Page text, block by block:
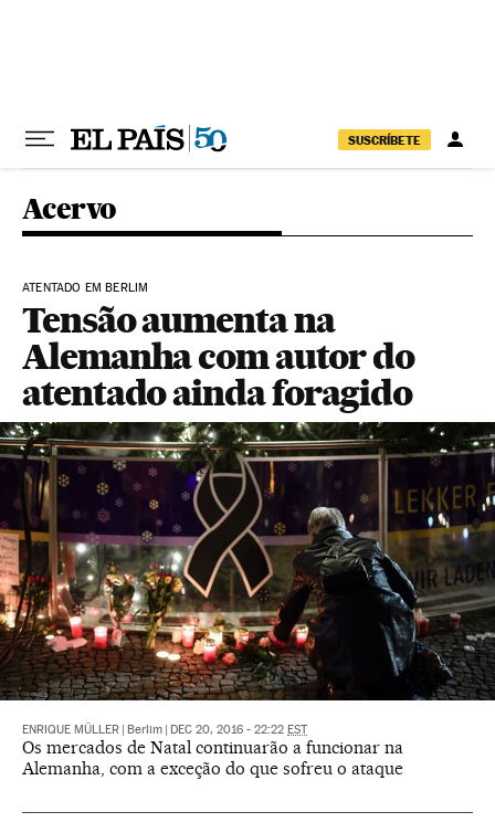
SUSCRÍBETE
Acervo
ATENTADO EM BERLIM
Tensão aumenta na
Alemanha com autor do
atentado ainda foragido
ENRIQUE MÜLLER Berlim DEC 20, 2016 - 22:22 EST
Os mercados de Natal continuarão a funcionar na
Alemanha, com a exceção do que sofreu o ataque